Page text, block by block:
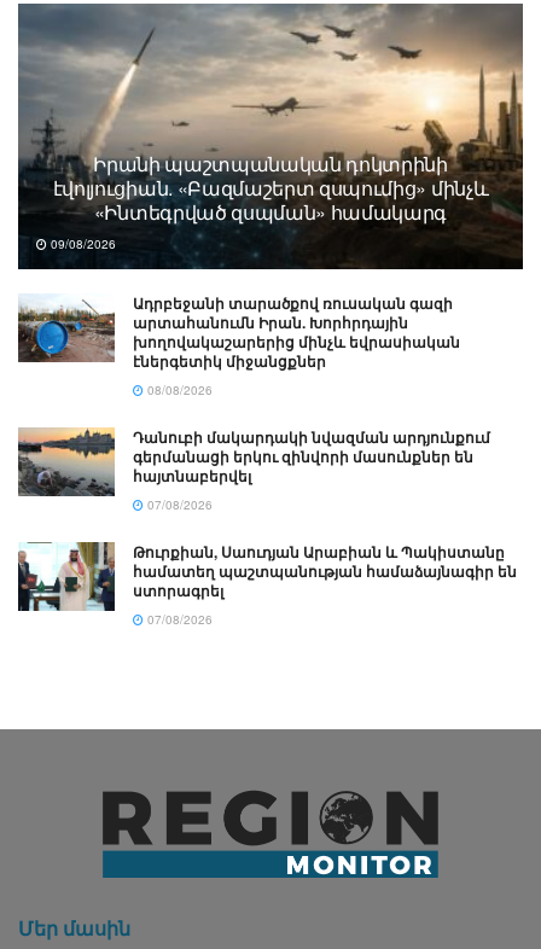
Իրանի պաշտպանական դոկտրինի
էվոլյուցիան. «Բազմաշերտ զսպումից» մինչև
«Ինտեգրված զսպման» համակարգ
09/08/2026
Ադրբեջանի տարածքով ռուսական գազի
արտահանումն Իրան. Խորհրդային
խողովակաշարերից մինչև եվրասիական
էներգետիկ միջանցքներ
08/08/2026
Դանուբի մակարդակի նվազման արդյունքում
գերմանացի երկու զինվորի մասունքներ են
հայտնաբերվել
07/08/2026
Թուրքիան, Սաուդյան Արաբիան և Պակիստանը
համատեղ պաշտպանության համաձայնագիր են
ստորագրել
07/08/2026
Մեր մասին